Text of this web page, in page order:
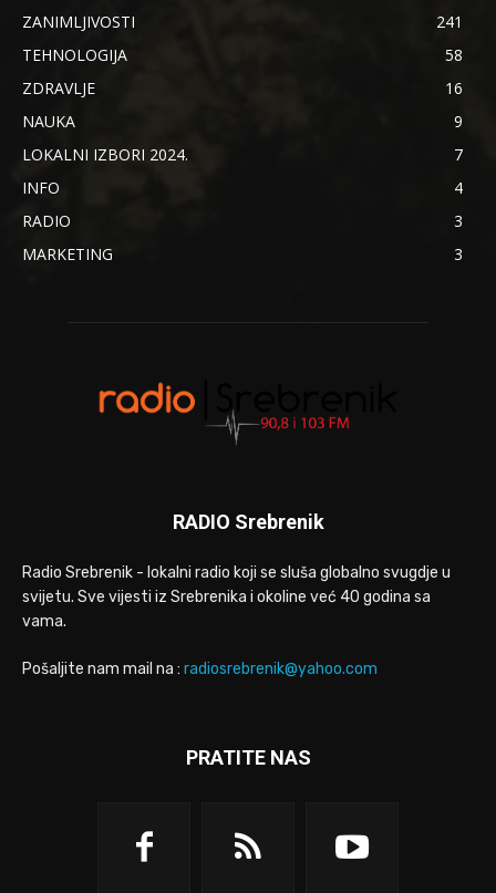
ZANIMLJIVOSTI
241
TEHNOLOGIJA
58
ZDRAVLJE
16
NAUKA
9
LOKALNI IZBORI 2024.
7
INFO
4
RADIO
3
MARKETING
3
RADIO Srebrenik
Radio Srebrenik - lokalni radio koji se sluša globalno svugdje u
svijetu. Sve vijesti iz Srebrenika i okoline već 40 godina sa
vama.
Pošaljite nam mail na : radiosrebrenik@yahoo.com
PRATITE NAS